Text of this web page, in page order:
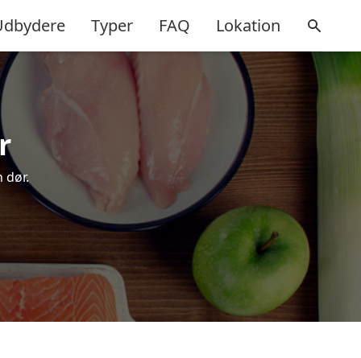
Typer FAQ Lokation
dør.